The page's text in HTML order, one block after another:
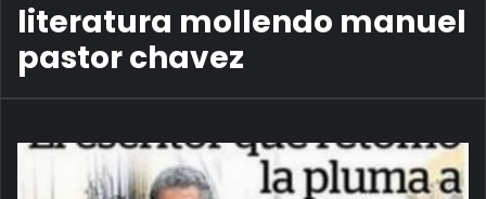
literatura mollendo manuel
pastor chavez